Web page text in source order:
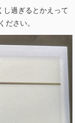
し過ぎるとかえって
ださい。